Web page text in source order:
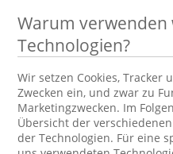
Warum verwenden
Technologien?
Wir setzen Cookies, Tracker
Zwecken ein, und zwar zu
Marketingzwecken. Im
Übersicht der
der Technologien. Für eine